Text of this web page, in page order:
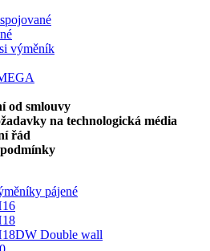
výměník
od smlouvy
na technologická média
řád
pájené
Double wall